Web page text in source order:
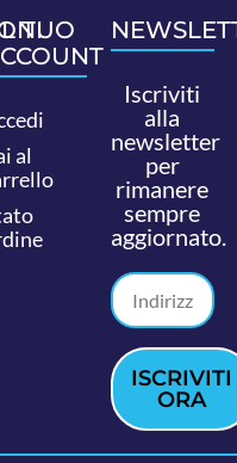
TUO
al
Iscriviti
alla
newsletter
per
rimanere
sempre
aggiornato.
ISCRIVITI
ORA